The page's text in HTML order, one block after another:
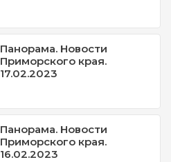
Панорама. Новости
Приморского края.
17.02.2023
Панорама. Новости
Приморского края.
16.02.2023